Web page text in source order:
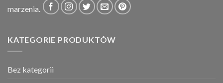
marzenia.
KATEGORIE PRODUKTÓW
Bez kategorii